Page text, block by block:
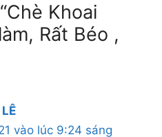
Khoai
Rất Béo ,
vào lúc 9:24 sáng